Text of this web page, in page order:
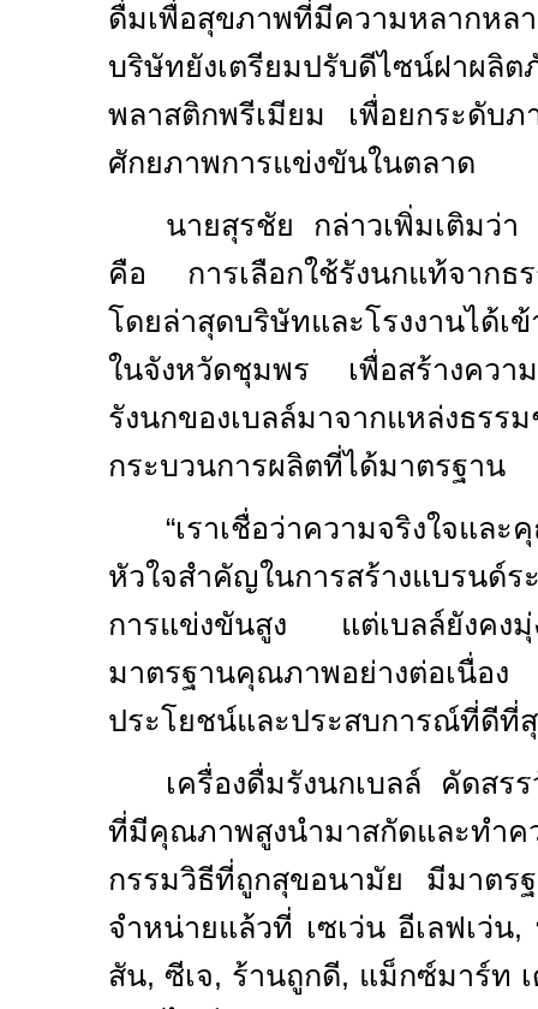
ดื่มเพื่อสุขภาพที่มีความหลากห
บริษัทยังเตรียมปรับดีไซน์ฝาผลิ
พลาสติกพรีเมียม เพื่อยกระดับ
ศักยภาพการแข่งขันในตลาด
นายสุรชัย กล่าวเพิ่มเติมว่
คือ การเลือกใช้รังนกแท้จากธ
โดยล่าสุดบริษัทและโรงงานได้เ
ในจังหวัดชุมพร เพื่อสร้างควา
รังนกของเบลล์มาจากแหล่ง
กระบวนการผลิตที่ได้มาตรฐาน
“เราเชื่อว่าความจริงใจแ
หัวใจสำคัญในการสร้างแบรนด์
การแข่งขันสูง แต่เบลล์ยังคงมุ่
มาตรฐานคุณภาพอย่างต่อเ
ประโยชน์และประสบการณ์ที่ดีที่
เครื่องดื่มรังนกเบลล์ คัดส
ที่มีคุณภาพสูงนำมาสกัดและทำค
กรรมวิธีที่ถูกสุขอนามัย มีมาตร
จำหน่ายแล้วที่ เซเว่น อีเลฟเว่น,
สัน, ซีเจ, ร้านถูกดี, แม็กซ์มาร์ท